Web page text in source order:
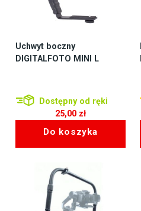
Uchwyt boczny
DIGITALFOTO MINI L
Dostępny od ręki
25,00 zł
Do koszyka